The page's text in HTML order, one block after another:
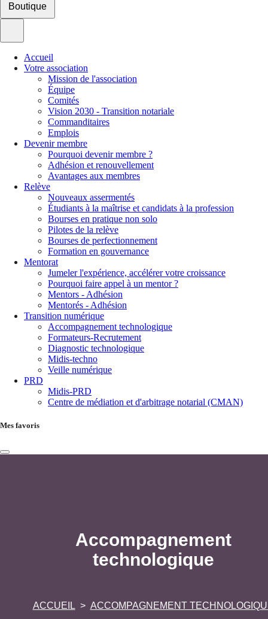
Boutique
Accueil
Votre association
Mission de l'association
Équipe
Comités
Vision 2030 - Transition notariale
Commanditaires
Emplois
Devenir membre
Pourquoi devenir membre ?
Adhésion et renouvellement
Avantages aux membres
Relève
Nouveaux assermentés
Étudiants à la maîtrise et candidats à la profession
Bourses en pratique non solo
Pilotes de la relève
Bourses de perfectionnement
Formation en gouvernance
Mentorat
Jumeler l'expérience, accélérer votre croissance
Pourquoi faire appel à un mentor ?
Mentors - Adhésion
Mentorés - Adhésion
Transition numérique
Accompagnement technologique
Formateurs-Recrutement
Diagnostic technologique
Midis-techno
Veille numérique
PRD
Midis-PRD
Centre de médiation et d'arbitrage notarial (CMAN)
Mes favoris
Accompagnement
technologique
ACCUEIL ACCOMPAGNEMENT